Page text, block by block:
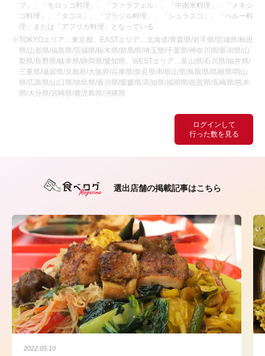
ログインして
行った数を見る
ブ」、「モロッコ料理」、「ファラフェル」、「中南米料理」、「メキシ
コ料理」、「タコス」、「ブラジル料理」、「シュラスコ」、「ペルー料
理」または「アフリカ料理」となっている
※TOKYOエリア…東京都、EASTエリア…北海道/青森県/岩手県/宮城県/秋田
県/山形県/福島県/茨城県/栃木県/群馬県/埼玉県/千葉県/神奈川県/新潟県/山
梨県/長野県/岐阜県/静岡県/愛知県、WESTエリア…富山県/石川県/福井県/
三重県/滋賀県/京都府/大阪府/兵庫県/奈良県/和歌山県/鳥取県/島根県/岡山
県/広島県/山口県/徳島県/香川県/愛媛県/高知県/福岡県/佐賀県/長崎県/熊本
県/大分県/宮崎県/鹿児島県/沖縄県
選出店舗の掲載記事はこちら
2022.05.10